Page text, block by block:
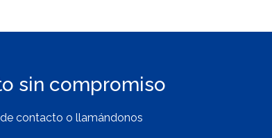
sin compromiso
contacto o llamándonos